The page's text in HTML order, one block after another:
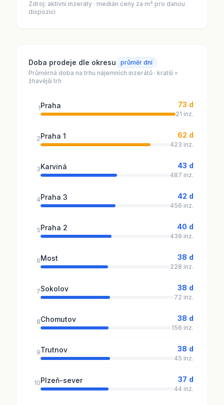
Zdroj: aktivní inzeráty · medián ceny za m² pro danou
dispozici
Doba prodeje dle okresu
průměr dní
Průměrná doba na trhu nájemních inzerátů · kratší =
žhavější trh
1Praha 73 d
21 inz.
2Praha 1 62 d
423 inz.
3Karviná 43 d
487 inz.
4Praha 3 42 d
456 inz.
5Praha 2 40 d
439 inz.
6Most 38 d
228 inz.
7Sokolov 38 d
72 inz.
8Chomutov 38 d
156 inz.
9Trutnov 38 d
45 inz.
10Plzeň-sever 37 d
44 inz.